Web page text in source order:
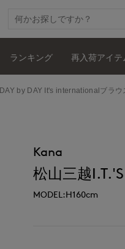
ランキング 再入荷アイテ
DAY by DAY It's internationalブラ
Kana
松山三越
MODEL:H160cm